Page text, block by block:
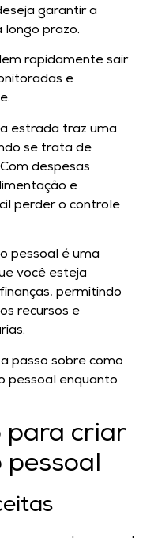
garantir a
longo prazo.
rapidamente sair
e
estrada traz uma
se trata de
despesas
e
perder o controle
pessoal é uma
você esteja
permitindo
recursos e
passo sobre como
pessoal enquanto
para criar
pessoal